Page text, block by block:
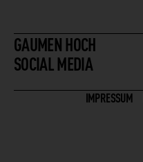
GAUMEN HOCH
SOCIAL MEDIA
IMPRESSUM